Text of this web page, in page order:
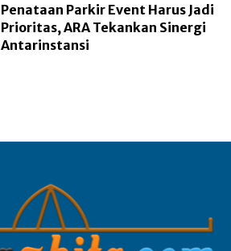
Penataan Parkir Event Harus Jadi
Prioritas, ARA Tekankan Sinergi
Antarinstansi